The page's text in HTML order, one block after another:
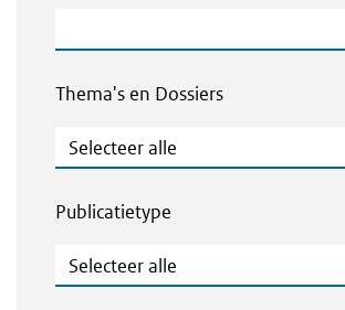
Thema's en Dossiers
Thema's en Dossiers
Publicatietype
Publicatietype